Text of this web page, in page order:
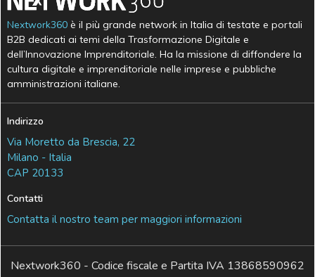
Nextwork360 è il più grande network in Italia di testate e portali
B2B dedicati ai temi della Trasformazione Digitale e
dell’Innovazione Imprenditoriale. Ha la missione di diffondere la
cultura digitale e imprenditoriale nelle imprese e pubbliche
amministrazioni italiane.
Indirizzo
Via Moretto da Brescia, 22
Milano - Italia
CAP 20133
Contatti
Contatta il nostro team per maggiori informazioni
Nextwork360 - Codice fiscale e Partita IVA 13868590962